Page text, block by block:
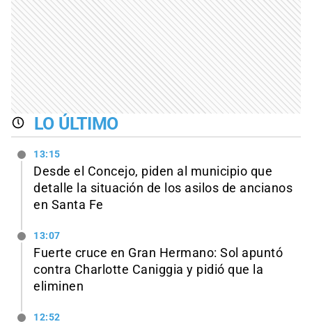
LO ÚLTIMO
13:15
Desde el Concejo, piden al municipio que
detalle la situación de los asilos de ancianos
en Santa Fe
13:07
Fuerte cruce en Gran Hermano: Sol apuntó
contra Charlotte Caniggia y pidió que la
eliminen
12:52